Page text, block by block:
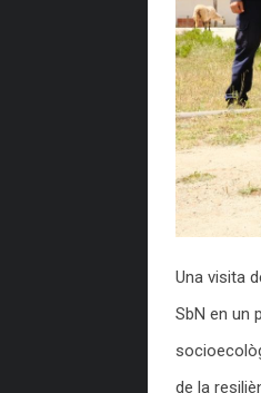
Una visita
SbN en un
de la